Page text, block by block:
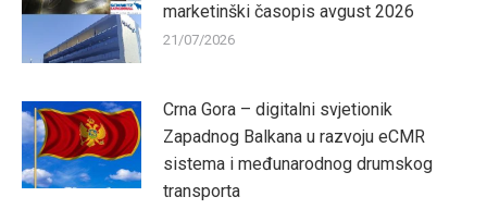
marketinški časopis avgust 2026
21/07/2026
Crna Gora – digitalni svjetionik
Zapadnog Balkana u razvoju eCMR
sistema i međunarodnog drumskog
transporta